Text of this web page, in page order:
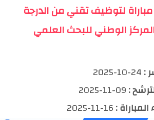
لتوظيف تقني من الدرجة
- سلم 9 | المركز الوطني للبحث العلمي
:
24-10-2025
:
09-11-2025
:
16-11-2025